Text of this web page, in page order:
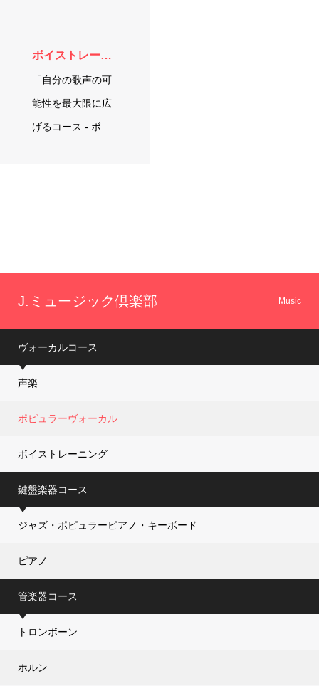
ボイストレーニング
「自分の歌声の可
能性を最大限に広
げるコース - ボイ
J.ミュージック倶楽部 Music
ヴォーカルコース
声楽
ポピュラーヴォーカル
ボイストレーニング
鍵盤楽器コース
ジャズ・ポピュラーピアノ・キーボード
ピアノ
管楽器コース
トロンボーン
ホルン